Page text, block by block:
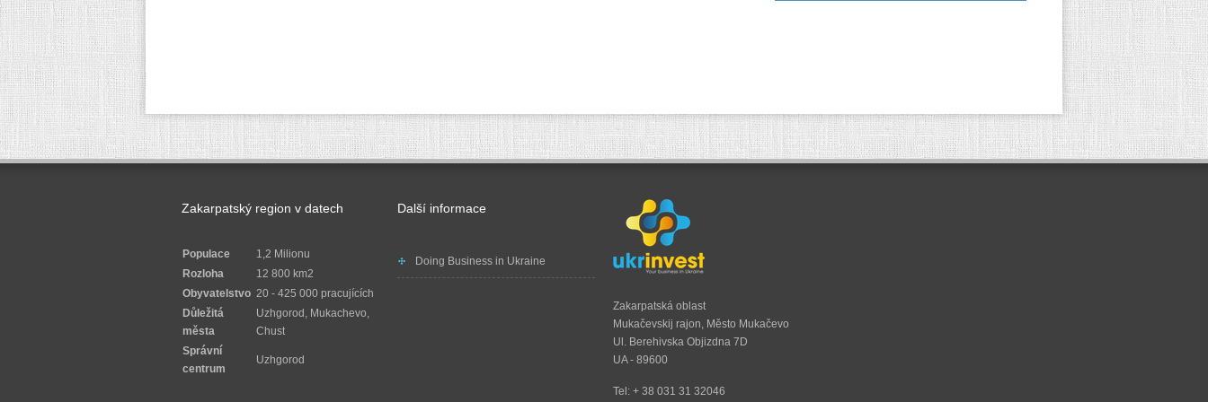
Zakarpatský region v datech
Populace
1,2 Milionu
Rozloha
12 800 km2
Obyvatelstvo 20 - 425 000 pracujících
Důležitá
města
Uzhgorod, Mukachevo,
Chust
Správní
centrum
Uzhgorod
Další informace
Doing Business in Ukraine
Zakarpatská oblast
Mukačevskij rajon, Město Mukačevo
Ul. Berehivska Objizdna 7D
UA - 89600
Tel: + 38 031 31 32046